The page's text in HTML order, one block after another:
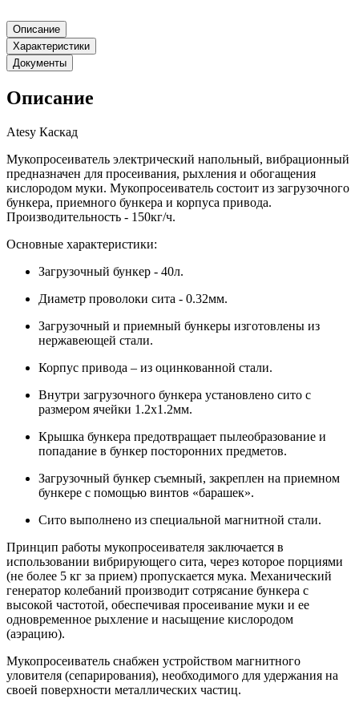
Описание
Характеристики
Документы
Описание
Atesy Каскад
Мукопросеиватель электрический напольный, вибрационный
предназначен для просеивания, рыхления и обогащения
кислородом муки. Мукопросеиватель состоит из загрузочного
бункера, приемного бункера и корпуса привода.
Производительность - 150кг/ч.
Основные характеристики:
Загрузочный бункер - 40л.
Диаметр проволоки сита - 0.32мм.
Загрузочный и приемный бункеры изготовлены из
нержавеющей стали.
Корпус привода – из оцинкованной стали.
Внутри загрузочного бункера установлено сито с
размером ячейки 1.2х1.2мм.
Крышка бункера предотвращает пылеобразование и
попадание в бункер посторонних предметов.
Загрузочный бункер съемный, закреплен на приемном
бункере с помощью винтов «барашек».
Сито выполнено из специальной магнитной стали.
Принцип работы мукопросеивателя заключается в
использовании вибрирующего сита, через которое порциями
(не более 5 кг за прием) пропускается мука. Механический
генератор колебаний производит сотрясание бункера с
высокой частотой, обеспечивая просеивание муки и ее
одновременное рыхление и насыщение кислородом
(аэрацию).
Мукопросеиватель снабжен устройством магнитного
уловителя (сепарирования), необходимого для удержания на
своей поверхности металлических частиц.